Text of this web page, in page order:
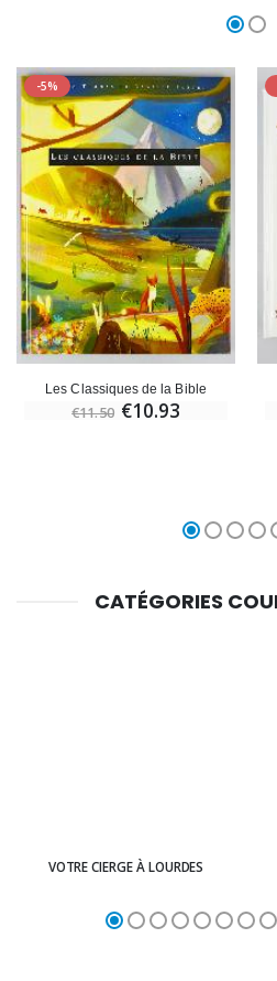
-5%
Les Classiques de la Bible
€11.50 €10.93
CATÉGORIES
VOTRE CIERGE À LOURDES